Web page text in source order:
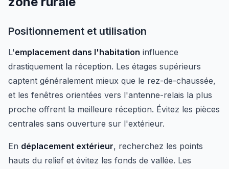
Positionnement et utilisation
L'emplacement dans l'habitation influence
drastiquement la réception. Les étages supérieurs
captent généralement mieux que le rez-de-chaussée,
et les fenêtres orientées vers l'antenne-relais la plus
proche offrent la meilleure réception. Évitez les pièces
centrales sans ouverture sur l'extérieur.
En déplacement extérieur, recherchez les points
hauts du relief et évitez les fonds de vallée. Les